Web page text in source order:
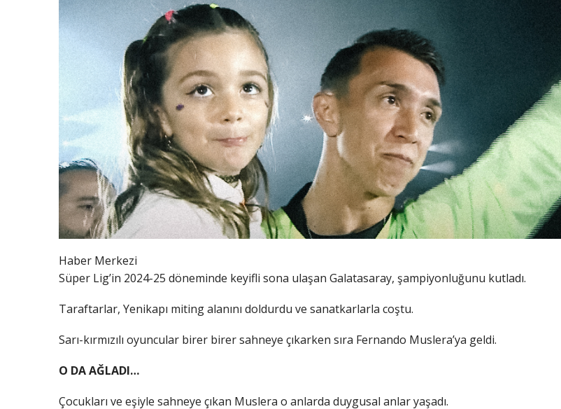
Haber Merkezi
Süper Lig’in 2024-25 döneminde keyifli sona ulaşan Galatasaray, şampiyonluğunu kutladı.
Taraftarlar, Yenikapı miting alanını doldurdu ve sanatkarlarla coştu.
Sarı-kırmızılı oyuncular birer birer sahneye çıkarken sıra Fernando Muslera’ya geldi.
O DA AĞLADI…
Çocukları ve eşiyle sahneye çıkan Muslera o anlarda duygusal anlar yaşadı.